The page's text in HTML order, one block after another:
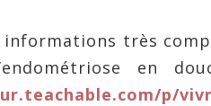
très
en
p/